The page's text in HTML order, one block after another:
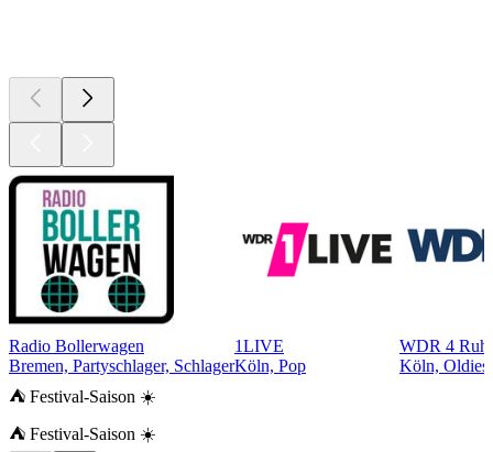
Radio Bollerwagen
Bremen, Partyschlager, Schlager
1LIVE
Köln, Pop
WDR 4
Köln,
⛺ Festival-Saison ☀️
⛺ Festival-Saison ☀️